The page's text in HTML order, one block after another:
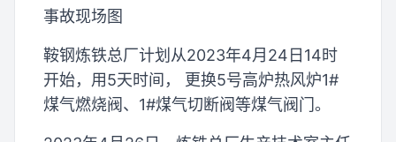
事故现场图
鞍钢炼铁总厂计划从2023年4月24日14时
开始，用5天时间， 更换5号高炉热风炉1#
煤气燃烧阀、1#煤气切断阀等煤气阀门。